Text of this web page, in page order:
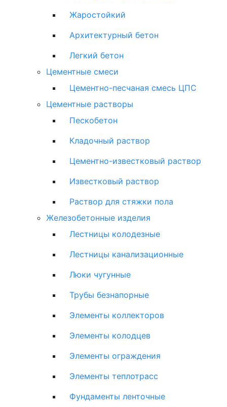
Жаростойкий
Архитектурный бетон
Легкий бетон
Цементные смеси
Цементно-песчаная смесь ЦПС
Цементные растворы
Пескобетон
Кладочный раствор
Цементно-известковый раствор
Известковый раствор
Раствор для стяжки пола
Железобетонные изделия
Лестницы колодезные
Лестницы канализационные
Люки чугунные
Трубы безнапорные
Элементы коллекторов
Элементы колодцев
Элементы ограждения
Элементы теплотрасс
Фундаменты ленточные